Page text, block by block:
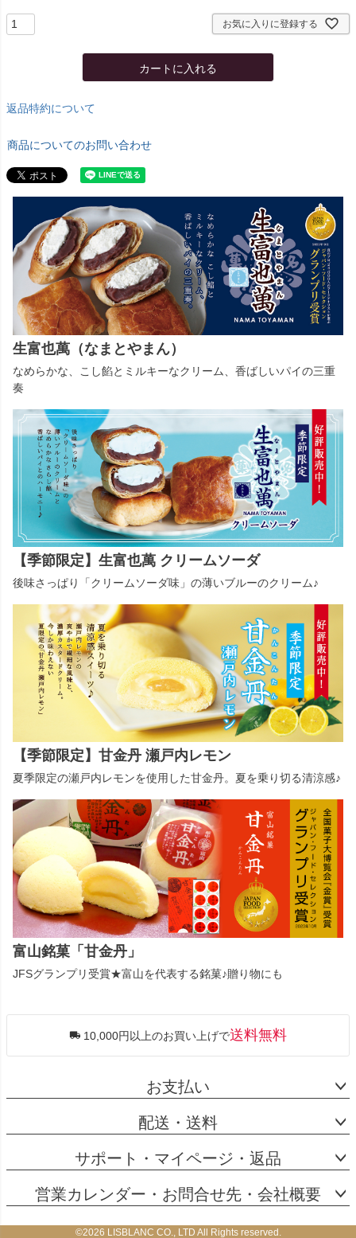
お気に入りに登録する
カートに入れる
返品特約について
商品についてのお問い合わせ
生富也萬（なまとやまん）
なめらかな、こし餡とミルキーなクリーム、香ばしいパイの三重
奏
【季節限定】生富也萬 クリームソーダ
後味さっぱり「クリームソーダ味」の薄いブルーのクリーム♪
【季節限定】甘金丹 瀬戸内レモン
夏季限定の瀬戸内レモンを使用した甘金丹。夏を乗り切る清涼感♪
富山銘菓「甘金丹」
JFSグランプリ受賞★富山を代表する銘菓♪贈り物にも
10,000円以上のお買い上げで送料無料
お支払い
配送・送料
サポート・マイページ・返品
営業カレンダー・お問合せ先・会社概要
©2026 LISBLANC CO., LTD All Rights reserved.